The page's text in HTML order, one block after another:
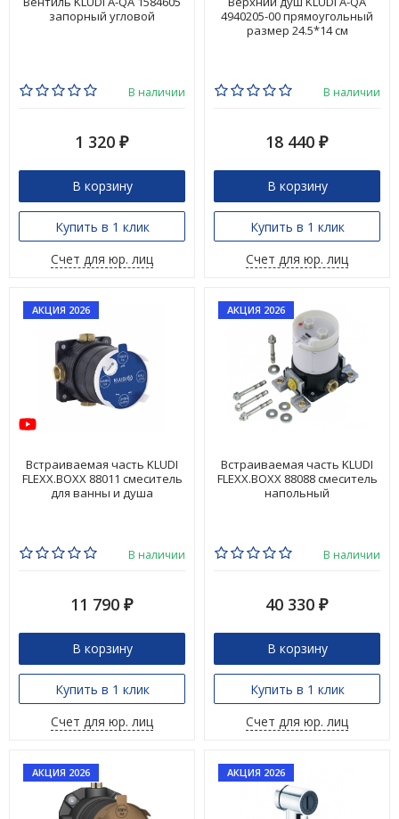
запорный угловой
В наличии
1 320 ₽
В корзину
Купить в 1 клик
Счет для юр. лиц
4940205-00 прямоугольный
размер 24.5*14 см
В наличии
18 440 ₽
В корзину
Купить в 1 клик
Счет для юр. лиц
АКЦИЯ 2026
Встраиваемая часть KLUDI
FLEXX.BOXX 88011 смеситель
для ванны и душа
В наличии
11 790 ₽
В корзину
Купить в 1 клик
Счет для юр. лиц
АКЦИЯ 2026
Встраиваемая часть KLUDI
FLEXX.BOXX 88088 смеситель
напольный
В наличии
40 330 ₽
В корзину
Купить в 1 клик
Счет для юр. лиц
АКЦИЯ 2026 АКЦИЯ 2026